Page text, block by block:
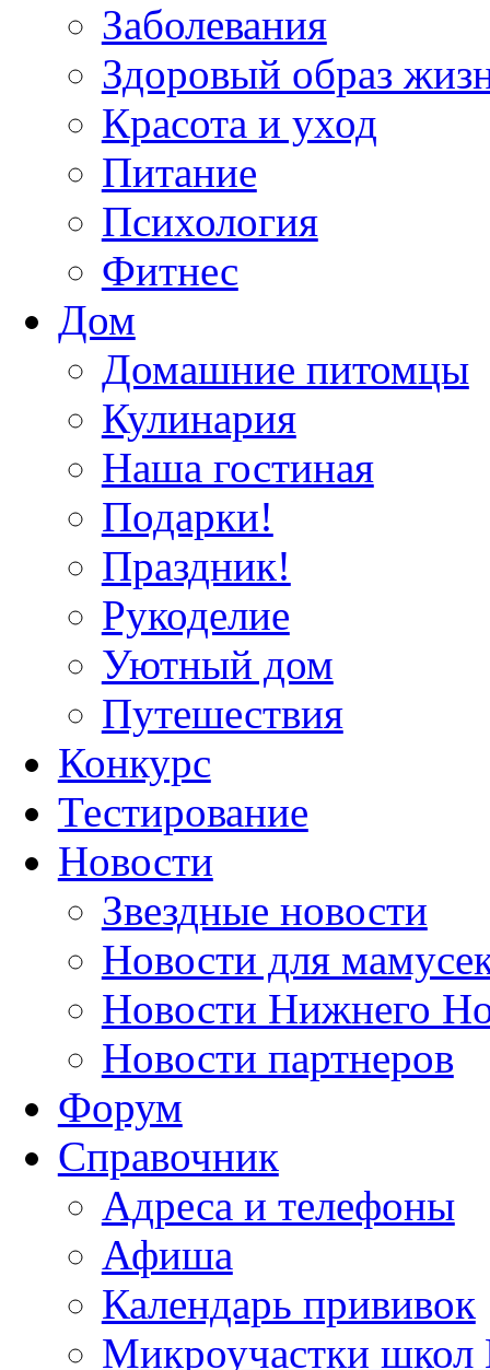
Заболевания
Здоровый образ
Красота и уход
Питание
Психология
Фитнес
Дом
Домашние питомцы
Кулинария
Наша гостиная
Подарки!
Праздник!
Рукоделие
Уютный дом
Путешествия
Конкурс
Тестирование
Новости
Звездные новости
Новости для
Новости Нижнего
Новости партнеров
Форум
Справочник
Адреса и телефоны
Афиша
Календарь прививок
Микроучастки школ